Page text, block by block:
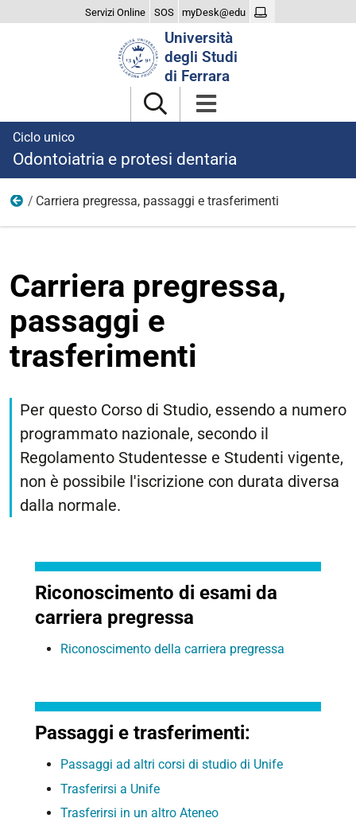
Servizi Online SOS myDesk@edu
Università
degli Studi
di Ferrara
Ciclo unico
Odontoiatria e protesi dentaria
Iscriversi
Carriera pregressa, passaggi e trasferimenti
Carriera pregressa,
passaggi e
trasferimenti
Per questo Corso di Studio, essendo a numero
programmato nazionale, secondo il
Regolamento Studentesse e Studenti vigente,
non è possibile l'iscrizione con durata diversa
dalla normale.
Riconoscimento di esami da
carriera pregressa
Riconoscimento della carriera pregressa
Passaggi e trasferimenti:
Passaggi ad altri corsi di studio di Unife
Trasferirsi a Unife
Trasferirsi in un altro Ateneo